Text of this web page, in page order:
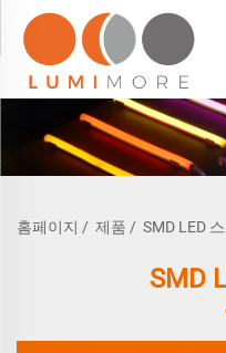
홈페이지 / 제품 / SMD LED
SMD